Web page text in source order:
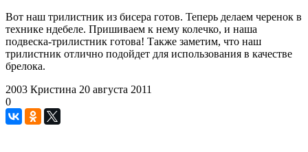
Вот наш трилистник из бисера готов. Теперь делаем черенок в
технике ндебеле. Пришиваем к нему колечко, и наша
подвеска-трилистник готова! Также заметим, что наш
трилистник отлично подойдет для использования в качестве
брелока.
2003 Кристина 20 августа 2011
0